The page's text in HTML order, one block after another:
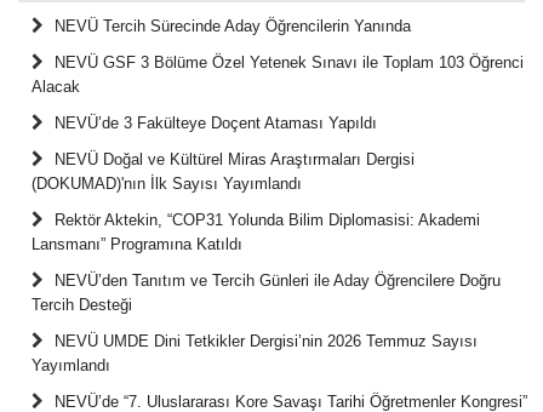
NEVÜ Tercih Sürecinde Aday Öğrencilerin Yanında
NEVÜ GSF 3 Bölüme Özel Yetenek Sınavı ile Toplam 103 Öğrenci
Alacak
NEVÜ’de 3 Fakülteye Doçent Ataması Yapıldı
NEVÜ Doğal ve Kültürel Miras Araştırmaları Dergisi
(DOKUMAD)'nın İlk Sayısı Yayımlandı
Rektör Aktekin, “COP31 Yolunda Bilim Diplomasisi: Akademi
Lansmanı” Programına Katıldı
NEVÜ’den Tanıtım ve Tercih Günleri ile Aday Öğrencilere Doğru
Tercih Desteği
NEVÜ UMDE Dini Tetkikler Dergisi’nin 2026 Temmuz Sayısı
Yayımlandı
NEVÜ’de “7. Uluslararası Kore Savaşı Tarihi Öğretmenler Kongresi”